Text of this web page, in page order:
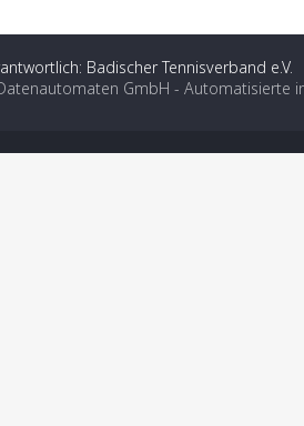
Badischer Tennisverband e.V.
GmbH - Automatisierte